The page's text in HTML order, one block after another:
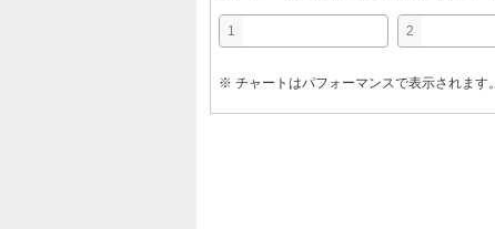
1 2
※ チャートはパフォーマンスで表示されます。